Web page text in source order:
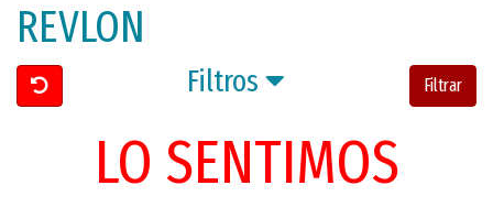
REVLON
Filtros Filtrar
LO SENTIMOS